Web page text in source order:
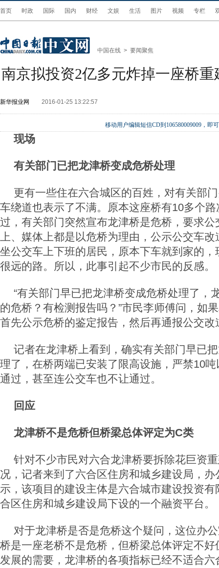
首页 时政 国际 国内 财经 文娱 生活 图片 视频 专栏
中国在线 > 要闻聚焦
南京拟投资2亿多元炸掉一座桥
新华报业网 2016-01-25 13:22:57
移动用户编辑短信CD到106580009009，即
现场
有关部门已把龙津桥变成危桥处理
更有一些住在六合城区的百姓，对有关部
车绕道也表示了不满。原本这座桥有10多个
过，有关部门突然宣布龙津桥是危桥，要求
上、媒体上都是以危桥为理由，公示公交车
坐公交车上下班的居民，原本下车就到家的
很远的路。所以，此事引起不少市民的反感。
“有关部门早已把龙津桥变成危桥处理了，
的危桥？有检测报告吗？”市民李师傅问，如
首先公示危桥的鉴定报告，然后再通报公交改
记者在龙津桥上看到，确实有关部门早已
理了，在桥两端已安装了限高设施，严禁10
通过，甚至连公交车也不让通过。
回应
龙津桥不是危桥但桥梁总体评定为C类
针对不少市民对六合龙津桥要拆除花巨资
况，记者来到了六合区住房和城乡建设局，
示，该项目的建设主体是六合城市建设投资
合区住房和城乡建设局下设的一个融资平台。
对于龙津桥是否是危桥这个疑问，这位办
桥是一座老桥不是危桥，但桥梁总体评定不
发展的需要，龙津桥的各项指标已经不适合